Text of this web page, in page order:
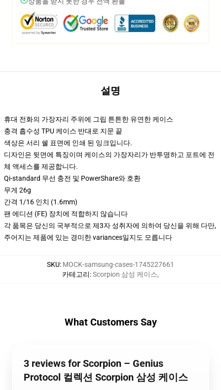
설명
휴대 전화의 가장자리 주위에 그립 튼튼한 유연한 케이스
충격 흡수성 TPU 케이스 반대로 지문 끝
색상은 서리 쉘 표면에 인쇄 된 잉크입니다.
디자인은 뒷면에 특징이며 케이스의 가장자리가 반투명하고 포트에 전
체 액세스를 제공합니다.
Qi-standard 무선 충전 및 PowerShare와 호환
무게 26g
간격 1/16 인치 (1.6mm)
팬 에디션 (FE) 장치에 적합하지 않습니다
각 품목은 당신의 국부적으로 제3자 성취자에 의하여 당신을 위해 다만,
주어지는 제품에 있는 경미한 variances일지도 모릅니다
SKU: MOCK-samsung-cases-1745227661
카테고리:Scorpion 삼성 케이스,
What Customers Say
3 reviews for Scorpion – Genius
Protocol 컬렉션 Scorpion 삼성 케이스